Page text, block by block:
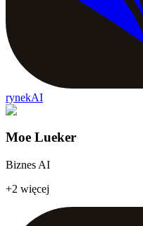
rynekAI
Moe Lueker
Biznes AI
+2 więcej